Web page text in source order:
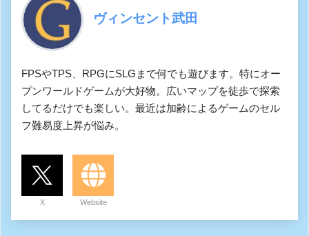
ヴィンセント武田
FPSやTPS、RPGにSLGまで何でも遊びます。特にオー
プンワールドゲームが大好物。広いマップを徒歩で探索
してるだけでも楽しい。最近は加齢によるゲームのセル
フ難易度上昇が悩み。
X Website